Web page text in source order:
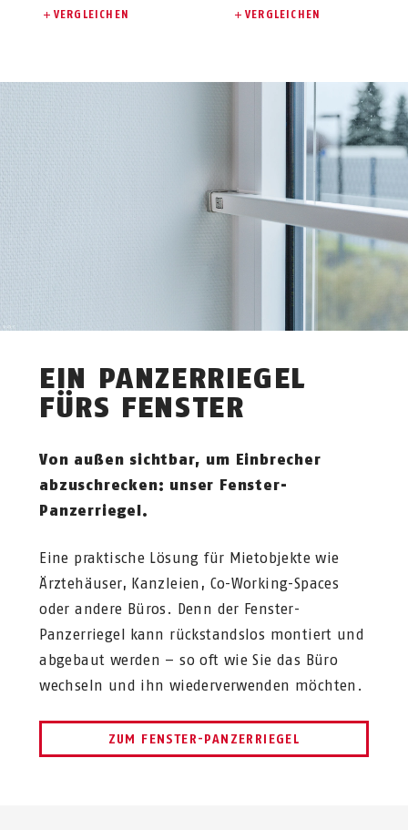
VERGLEICHEN VERGLEICHEN
EIN PANZERRIEGEL
FÜRS FENSTER
Von außen sichtbar, um Einbrecher
abzuschrecken: unser Fenster-
Panzerriegel.
Eine praktische Lösung für Mietobjekte wie
Ärztehäuser, Kanzleien, Co-Working-Spaces
oder andere Büros. Denn der Fenster-
Panzerriegel kann rückstandslos montiert und
abgebaut werden – so oft wie Sie das Büro
wechseln und ihn wiederverwenden möchten.
ZUM FENSTER-PANZERRIEGEL